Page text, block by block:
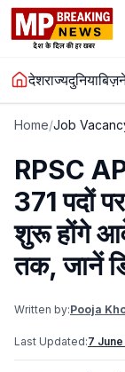
देशराज्यदुनिया
Home/Job
RPSC
371 पदों
शुरू होंगे
तक, जानें
Written by:Pooja
Last Updated:7